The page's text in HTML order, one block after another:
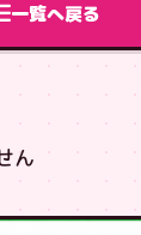
一覧へ戻る
ん